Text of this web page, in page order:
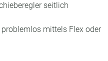
seitlich
mittels Flex oder